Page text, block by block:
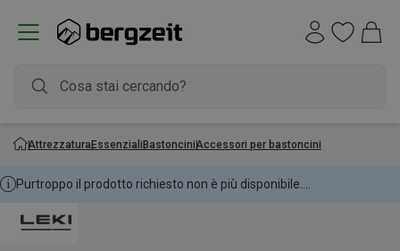
AttrezzaturaEssenzialiBastonciniAccessori per bastoncini
Purtroppo il prodotto richiesto non è più disponibile....